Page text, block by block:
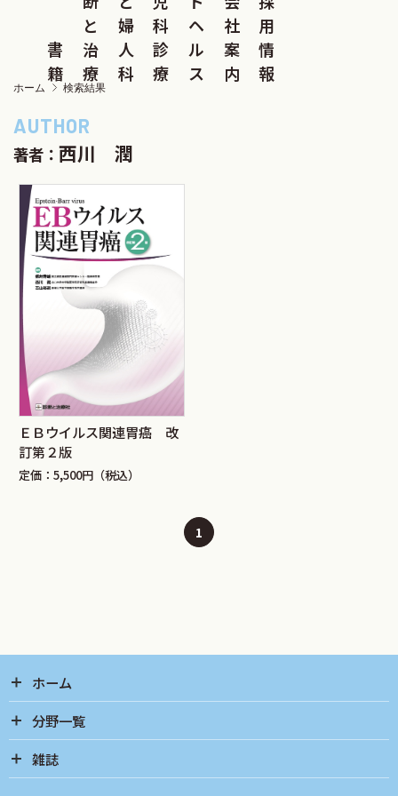
書
籍
と
治
療
婦
人
科
科
診
療
ヘ
ル
ス
社
案
内
用
情
報
ホーム 検索結果
著者： 西川 潤
ＥＢウイルス関連胃癌 改
訂第２版
定価：5,500円（税込）
1
ホーム
分野一覧
雑誌